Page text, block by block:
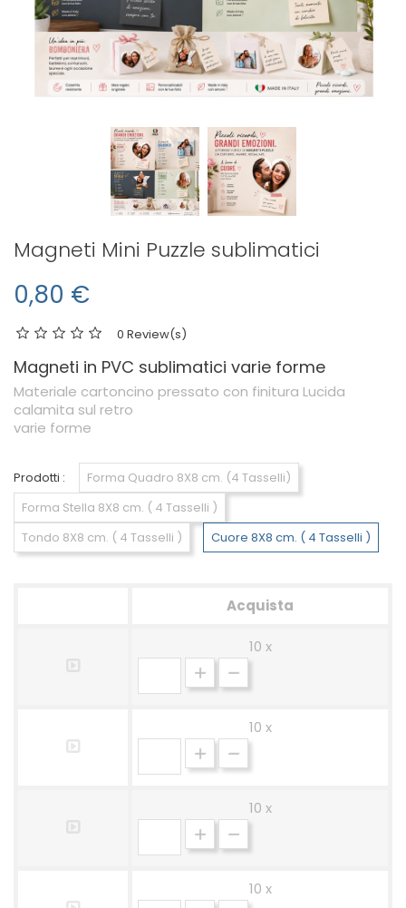
Magneti Mini Puzzle sublimatici
0,80 €
0 Review(s)
Magneti in PVC sublimatici varie forme
Materiale cartoncino pressato con finitura Lucida
calamita sul retro
varie forme
Prodotti :
Forma Quadro 8X8 cm. (4 Tasselli)
Forma Stella 8X8 cm. ( 4 Tasselli )
Tondo 8X8 cm. ( 4 Tasselli )
Cuore 8X8 cm. ( 4 Tasselli )
Acquista
10 x
10 x
10 x
10 x